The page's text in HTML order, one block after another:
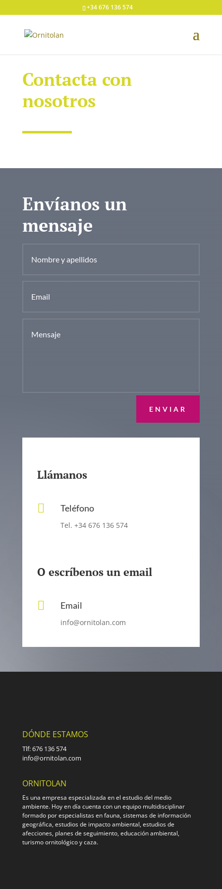
+34 676 136 574
Contacta con
nosotros
Envíanos un
mensaje
ENVIAR
Llámanos
 Teléfono
Tel. +34 676 136 574
O escríbenos un email
 Email
info@ornitolan.com
DÓNDE ESTAMOS
Tlf: 676 136 574
info@ornitolan.com
ORNITOLAN
Es una empresa especializada en el estudio del medio
ambiente. Hoy en día cuenta con un equipo multidisciplinar
formado por especialistas en fauna, sistemas de información
geográfica, estudios de impacto ambiental, estudios de
afecciones, planes de seguimiento, educación ambiental,
turismo ornitológico y caza.